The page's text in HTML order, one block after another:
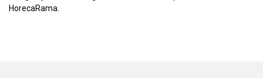
HorecaRama.